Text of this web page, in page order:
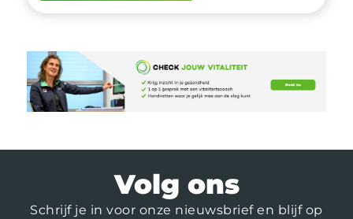
Volg ons
Schrijf je in voor onze nieuwsbrief en blijf op